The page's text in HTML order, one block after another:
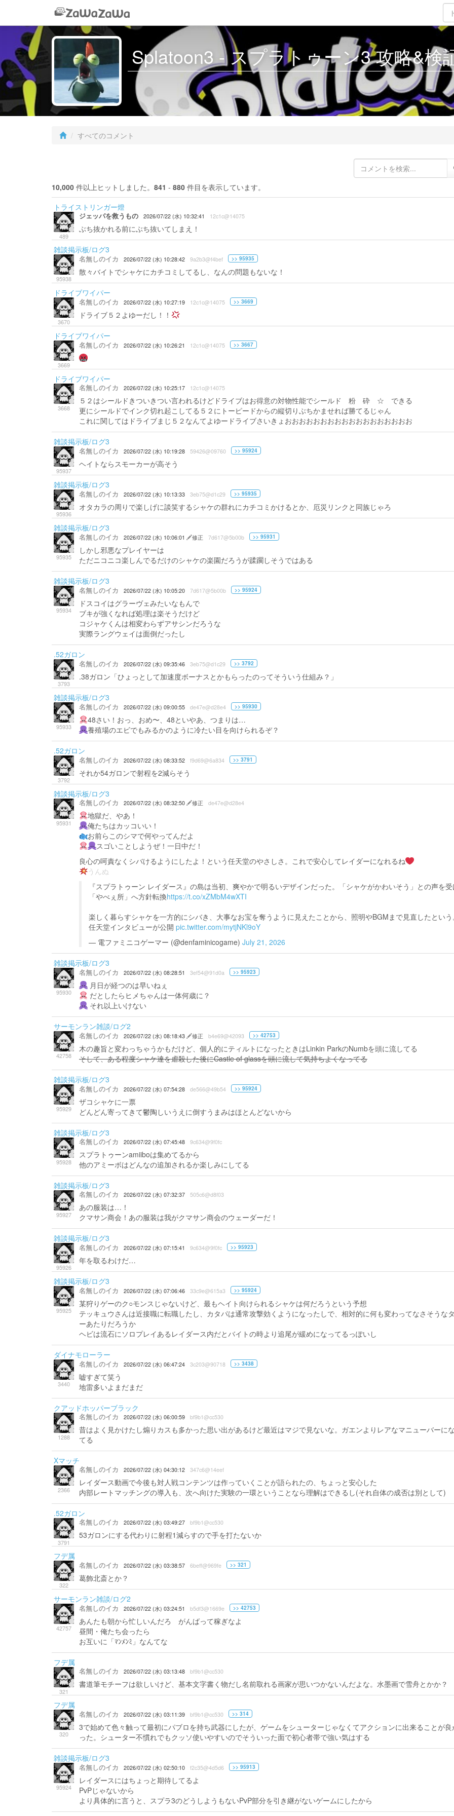
Splatoon3 - スプラトゥーン3 攻略&検
すべてのコメント
10,000 件以上ヒットしました。 841 - 880 件目を表示しています。
トライストリンガー燈
489
ジェッパを救うもの 2026/07/22 (水) 10:32:41 12c1c@14075
ぶち抜かれる前にぶち抜いてしまえ！
雑談掲示板/ログ3
95938
名無しのイカ 2026/07/22 (水) 10:28:42 9a2b3@f4bef >> 95935
散々バイトでシャケにカチコミしてるし、なんの問題もないな！
ドライブワイパー
3670
名無しのイカ 2026/07/22 (水) 10:27:19 12c1c@14075 >> 3669
ドライブ５２よゆーだし！！
ドライブワイパー
3669
名無しのイカ 2026/07/22 (水) 10:26:21 12c1c@14075 >> 3667
ドライブワイパー
3668
名無しのイカ 2026/07/22 (水) 10:25:17 12c1c@14075
５２はシールドきついきつい言われるけどドライブはお得意の対物性能でシールド 粉 砕 ☆ できる
更にシールドでインク切れ起こしてる５２にトーピードからの縦切りぶちかませれば勝てるじゃん
これに関してはドライブまじ５２なんてよゆードライブさいきょおおおおおおおおおおおおおおおおおお
雑談掲示板/ログ3
95937
名無しのイカ 2026/07/22 (水) 10:19:28 59426@09760 >> 95924
ヘイトならスモーカーが高そう
雑談掲示板/ログ3
95936
名無しのイカ 2026/07/22 (水) 10:13:33 3eb75@d1c29 >> 95935
オタカラの周りで楽しげに談笑するシャケの群れにカチコミかけるとか、厄災リンクと同族じゃろ
雑談掲示板/ログ3
95935
名無しのイカ 2026/07/22 (水) 10:06:01 修正 7d617@5b00b >> 95931
しかし邪悪なプレイヤーは
ただニコニコ楽しんでるだけのシャケの楽園だろうが蹂躙しそうではある
雑談掲示板/ログ3
95934
名無しのイカ 2026/07/22 (水) 10:05:20 7d617@5b00b >> 95924
ドスコイはグラーヴェみたいなもんで
ブキが強くなれば処理は楽そうだけど
コジャケくんは相変わらずアサシンだろうな
実際ラングウェイは面倒だったし
.52ガロン
3793
名無しのイカ 2026/07/22 (水) 09:35:46 3eb75@d1c29 >> 3792
.38ガロン「ひょっとして加速度ボーナスとかもらったのってそういう仕組み？」
雑談掲示板/ログ3
95933
名無しのイカ 2026/07/22 (水) 09:00:55 de47e@d28e4 >> 95930
48さい！おっ、おめ〜、48といやあ、つまりは…
養殖場のエビでもみるかのように冷たい目を向けられるぞ？
.52ガロン
3792
名無しのイカ 2026/07/22 (水) 08:33:52 f9d69@6a834 >> 3791
それか54ガロンで射程を2減らそう
雑談掲示板/ログ3
95931
名無しのイカ 2026/07/22 (水) 08:32:50 修正 de47e@d28e4
地獄だ、やあ！
俺たちはカッコいい！
お前らこのシマで何やってんだよ
スゴいことしようぜ！一日中だ！
良心の呵責なくシバけるようにしたよ！という任天堂のやさしさ。これで安心してレイダーになれるね
うんぬ
『スプラトゥーン レイダース』の島は当初、爽やかで明るいデザインだった。「シャケがかわいそう」との声を
「やべぇ所」へ方針転換https://t.co/xZMbM4wXTI
楽しく暮らすシャケを一方的にシバき、大事なお宝を奪うように見えたことから、照明やBGMまで見直したとい
任天堂インタビューが公開 pic.twitter.com/mytjNKl9oY
— 電ファミニコゲーマー (@denfaminicogame) July 21, 2026
雑談掲示板/ログ3
95930
名無しのイカ 2026/07/22 (水) 08:28:51 3ef54@91d0a >> 95923
月日が経つのは早いねぇ
だとしたらヒメちゃんは一体何歳に？
それ以上いけない
サーモンラン雑談/ログ2
42758
名無しのイカ 2026/07/22 (水) 08:18:43 修正 b4e69@42093 >> 42753
木の趣旨と変わっちゃうかもだけど、個人的にティルトになったときはLinkin ParkのNumbを頭に流してる
そして、ある程度シャケ達を虐殺した後にCastle of glassを頭に流して気持ちよくなってる
雑談掲示板/ログ3
95929
名無しのイカ 2026/07/22 (水) 07:54:28 de566@49b54 >> 95924
ザコシャケに一票
どんどん寄ってきて鬱陶しいうえに倒すうまみはほとんどないから
雑談掲示板/ログ3
95928
名無しのイカ 2026/07/22 (水) 07:45:48 9c634@9f0fc
スプラトゥーンamiiboは集めてるから
他のアミーボはどんなの追加されるか楽しみにしてる
雑談掲示板/ログ3
95927
名無しのイカ 2026/07/22 (水) 07:32:37 505c6@d8f03
あの服装は…！
クマサン商会！あの服装は我がクマサン商会のウェーダーだ！
雑談掲示板/ログ3
95926
名無しのイカ 2026/07/22 (水) 07:15:41 9c634@9f0fc >> 95923
年を取るわけだ…
雑談掲示板/ログ3
95925
名無しのイカ 2026/07/22 (水) 07:06:46 33c9e@615a3 >> 95924
某狩りゲーのク○モンスじゃないけど、最もヘイト向けられるシャケは何だろうという予想
テッキュウさんは近接職に転職したし、カタパは通常攻撃効くようになったしで、相対的に何も変わってなさそうな
ーあたりだろうか
ヘビは流石にソロプレイあるレイダース内だとバイトの時より追尾が緩めになってるっぽいし
ダイナモローラー
3440
名無しのイカ 2026/07/22 (水) 06:47:24 3c203@90718 >> 3438
嘘すぎて笑う
地雷多いよまだまだ
クアッドホッパーブラック
1288
名無しのイカ 2026/07/22 (水) 06:00:59 bf9b1@cc530
昔はよく見かけたし煽りカスも多かった思い出があるけど最近はマジで見ないな。ガエンよりレアなマニューバーに
てる
Xマッチ
2366
名無しのイカ 2026/07/22 (水) 04:30:12 347c6@14eef
レイダース動画で今後も対人戦コンテンツは作っていくことが語られたの、ちょっと安心した
内部レートマッチングの導入も、次へ向けた実験の一環ということなら理解はできるし(それ自体の成否は別として)
.52ガロン
3791
名無しのイカ 2026/07/22 (水) 03:49:27 bf9b1@cc530
53ガロンにする代わりに射程1減らすので手を打たないか
フデ属
322
名無しのイカ 2026/07/22 (水) 03:38:57 6beff@969fe >> 321
葛飾北斎とか？
サーモンラン雑談/ログ2
42757
名無しのイカ 2026/07/22 (水) 03:24:51 b5df3@1669e >> 42753
あんたも朝から忙しいんだろ がんばって稼ぎなよ
昼間・俺たち会ったら
お互いに「ﾏﾝﾒﾝﾐ」なんてな
フデ属
321
名無しのイカ 2026/07/22 (水) 03:13:48 bf9b1@cc530
書道筆モチーフは欲しいけど、基本文字書く物だし名前取れる画家が思いつかないんだよな。水墨画で雪舟とかか？
フデ属
320
名無しのイカ 2026/07/22 (水) 03:11:39 bf9b1@cc530 >> 314
3で始めて色々触って最初にパブロを持ち武器にしたが、ゲームをシューターじゃなくてアクションに出来ることが良
った。シューター不慣れでもクッソ使いやすいのでそういった面で初心者帯で強い気はする
雑談掲示板/ログ3
95924
名無しのイカ 2026/07/22 (水) 02:50:10 f2c35@4d5d6 >> 95913
レイダースにはちょっと期待してるよ
PvPじゃないから
より具体的に言うと、スプラ3のどうしようもないPvP部分を引き継がないゲームにしたから